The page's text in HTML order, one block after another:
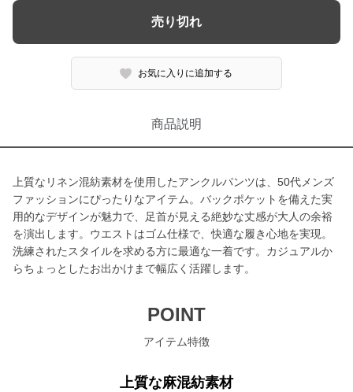
売り切れ
お気に入りに追加する
商品説明
上質なリネン混紡素材を使用したアンクルパンツは、50代メンズ
ファッションにぴったりなアイテム。バックポケットを備えた実
用的なデザインが魅力で、足首が見える絶妙な丈感が大人の余裕
を演出します。ウエストはゴム仕様で、快適な履き心地を実現。
洗練されたスタイルを求める方に最適な一着です。カジュアルか
らちょっとしたお出かけまで幅広く活躍します。
POINT
アイテム特徴
上質な麻混紡素材